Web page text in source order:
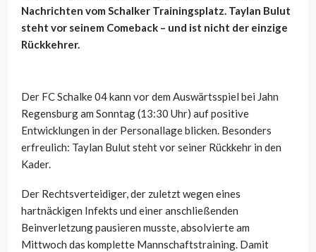
Nachrichten vom Schalker Trainingsplatz. Taylan Bulut
steht vor seinem Comeback – und ist nicht der einzige
Rückkehrer.
Der FC Schalke 04 kann vor dem Auswärtsspiel bei Jahn
Regensburg am Sonntag (13:30 Uhr) auf positive
Entwicklungen in der Personallage blicken. Besonders
erfreulich: Taylan Bulut steht vor seiner Rückkehr in den
Kader.
Der Rechtsverteidiger, der zuletzt wegen eines
hartnäckigen Infekts und einer anschließenden
Beinverletzung pausieren musste, absolvierte am
Mittwoch das komplette Mannschaftstraining. Damit